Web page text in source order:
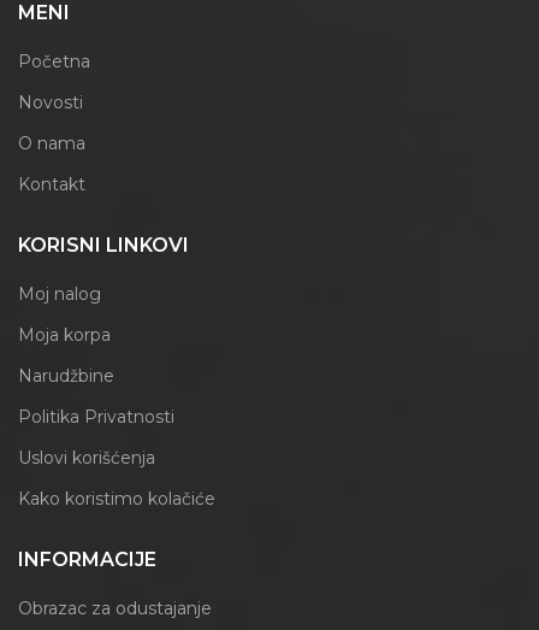
MENI
Početna
Novosti
O nama
Kontakt
KORISNI LINKOVI
Moj nalog
Moja korpa
Narudžbine
Politika Privatnosti
Uslovi korišćenja
Kako koristimo kolačiće
INFORMACIJE
Obrazac za odustajanje